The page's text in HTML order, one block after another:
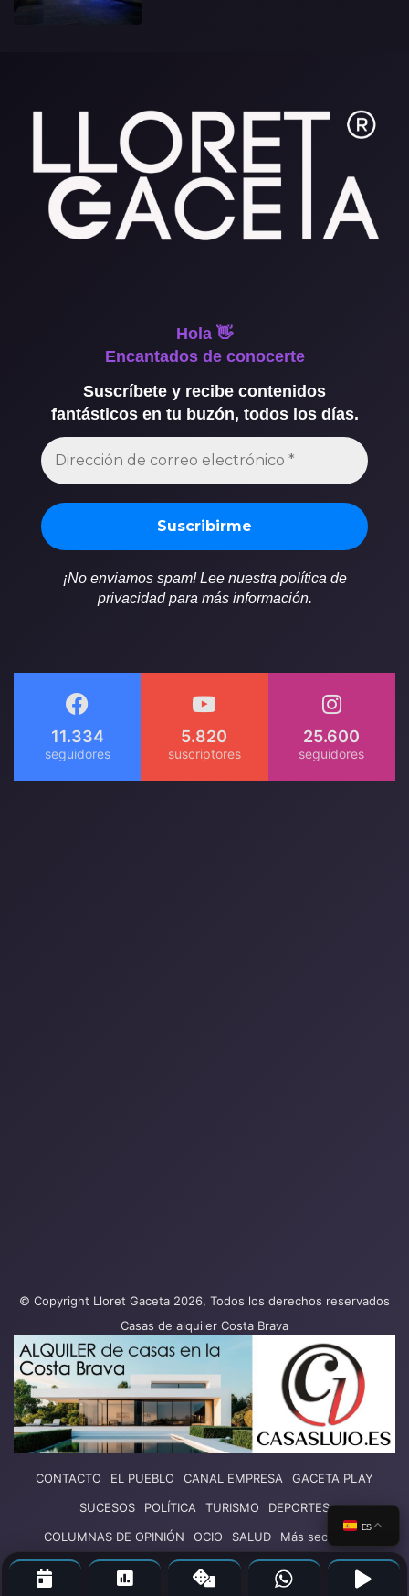
Hola 👋
Encantados de conocerte
Suscríbete y recibe contenidos
fantásticos en tu buzón, todos los días.
¡No enviamos spam! Lee nuestra política de
privacidad para más información.
11.334 5.820 25.600
© Copyright Lloret Gaceta 2026, Todos los derechos reservados
Casas de alquiler Costa Brava
CONTACTO EL PUEBLO CANAL EMPRESA
GACETA PLAY
SUCESOS
POLÍTICA TURISMO
DEPORTES
COLUMNAS DE OPINIÓN
OCIO SALUD Más secciones
Facebook YouTubeVimeo Instagram
ES